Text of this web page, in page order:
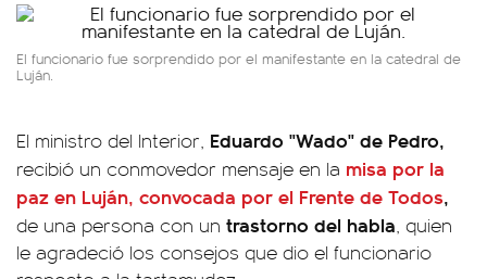
El funcionario fue sorprendido por el manifestante en la catedral de
Luján.
El ministro del Interior, Eduardo "Wado" de Pedro,
recibió un conmovedor mensaje en la misa por la
paz en Luján, convocada por el Frente de Todos,
de una persona con un trastorno del habla, quien
le agradeció los consejos que dio el funcionario